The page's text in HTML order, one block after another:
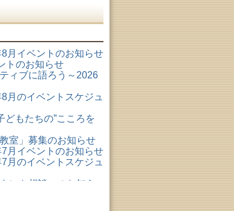
月イベントのお知らせ
トのお知らせ
ィブに語ろう～2026
のイベントスケジュ
もたちの”こころを
室」募集のお知らせ
月イベントのお知らせ
のイベントスケジュ
ント相談」のお知ら